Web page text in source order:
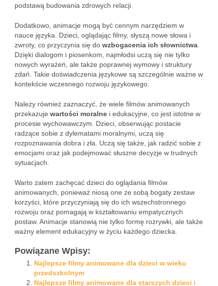
podstawą budowania zdrowych relacji.
Dodatkowo, animacje mogą być cennym narzędziem w
nauce języka. Dzieci, oglądając filmy, słyszą nowe słowa i
zwroty, co przyczynia się do wzbogacenia ich słownictwa
Dzięki dialogom i piosenkom, najmłodsi uczą się nie tylko
nowych wyrażeń, ale także poprawnej wymowy i struktury
zdań. Takie doświadczenia językowe są szczególnie ważne w
kontekście wczesnego rozwoju językowego.
Należy również zaznaczyć, że wiele filmów animowanych
przekazuje wartości moralne i edukacyjne, co jest istotne w
procesie wychowawczym. Dzieci, obserwując postacie
radzące sobie z dylematami moralnymi, uczą się
rozpoznawania dobra i zła. Uczą się także, jak radzić sobie z
emocjami oraz jak podejmować słuszne decyzje w trudnych
sytuacjach.
Warto zatem zachęcać dzieci do oglądania filmów
animowanych, ponieważ niosą one ze sobą bogaty zestaw
korzyści, które przyczyniają się do ich wszechstronnego
rozwoju oraz pomagają w kształtowaniu empatycznych
postaw. Animacje stanowią nie tylko formę rozrywki, ale także
ważny element edukacyjny w życiu każdego dziecka.
Powiązane Wpisy:
Najlepsze filmy animowane dla dzieci w wieku
przedszkolnym
Najlepsze filmy animowane dla starszych dzieci i